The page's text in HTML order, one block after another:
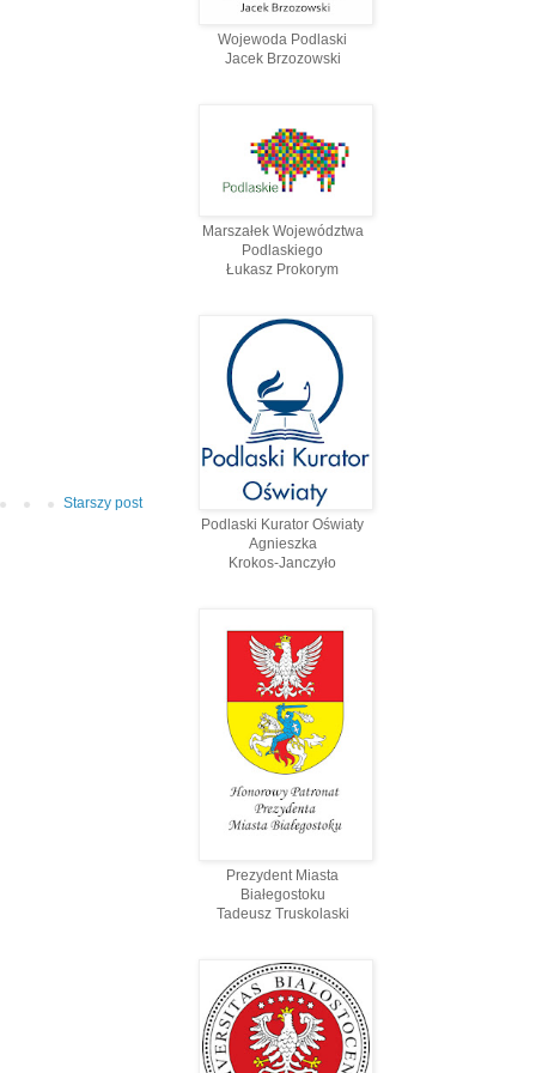
Starszy post
Wojewoda Podlaski
Jacek Brzozowski
Marszałek Województwa
Podlaskiego
Łukasz Prokorym
Podlaski Kurator Oświaty
Agnieszka
Krokos-Janczyło
Prezydent Miasta
Białegostoku
Tadeusz Truskolaski